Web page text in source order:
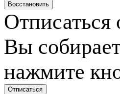
Отписаться
Вы
нажмите